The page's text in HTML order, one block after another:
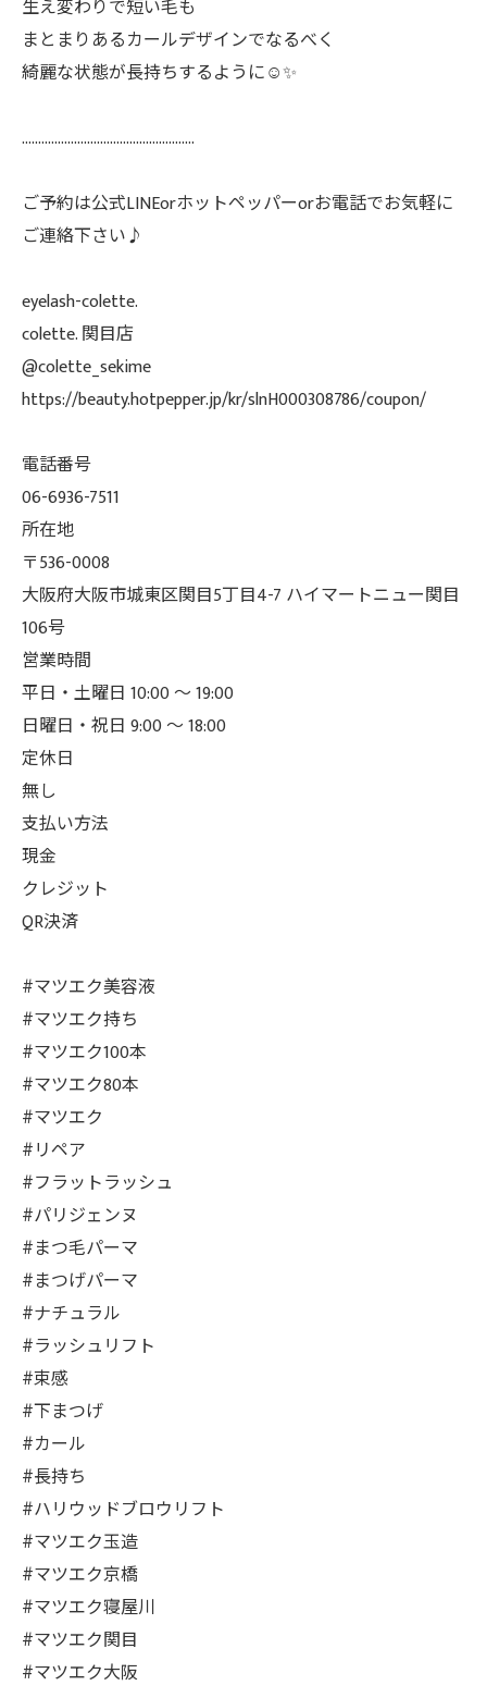
生え変わりで短い毛も
まとまりあるカールデザインでなるべく
綺麗な状態が長持ちするように☺️✨
.....................................................
ご予約は公式LINEorホットペッパーorお電話でお気軽に
ご連絡下さい♪
eyelash-colette.
colette. 関目店
@colette_sekime
https://beauty.hotpepper.jp/kr/slnH000308786/coupon/
電話番号
06-6936-7511
所在地
〒536-0008
大阪府大阪市城東区関目5丁目4-7 ハイマートニュー関目
106号
営業時間
平日・土曜日 10:00 ～ 19:00
日曜日・祝日 9:00 ～ 18:00
定休日
無し
支払い方法
現金
クレジット
QR決済
#マツエク美容液
#マツエク持ち
#マツエク100本
#マツエク80本
#マツエク
#リペア
#フラットラッシュ
#パリジェンヌ
#まつ毛パーマ
#まつげパーマ
#ナチュラル
#ラッシュリフト
#束感
#下まつげ
#カール
#長持ち
#ハリウッドブロウリフト
#マツエク玉造
#マツエク京橋
#マツエク寝屋川
#マツエク関目
#マツエク大阪